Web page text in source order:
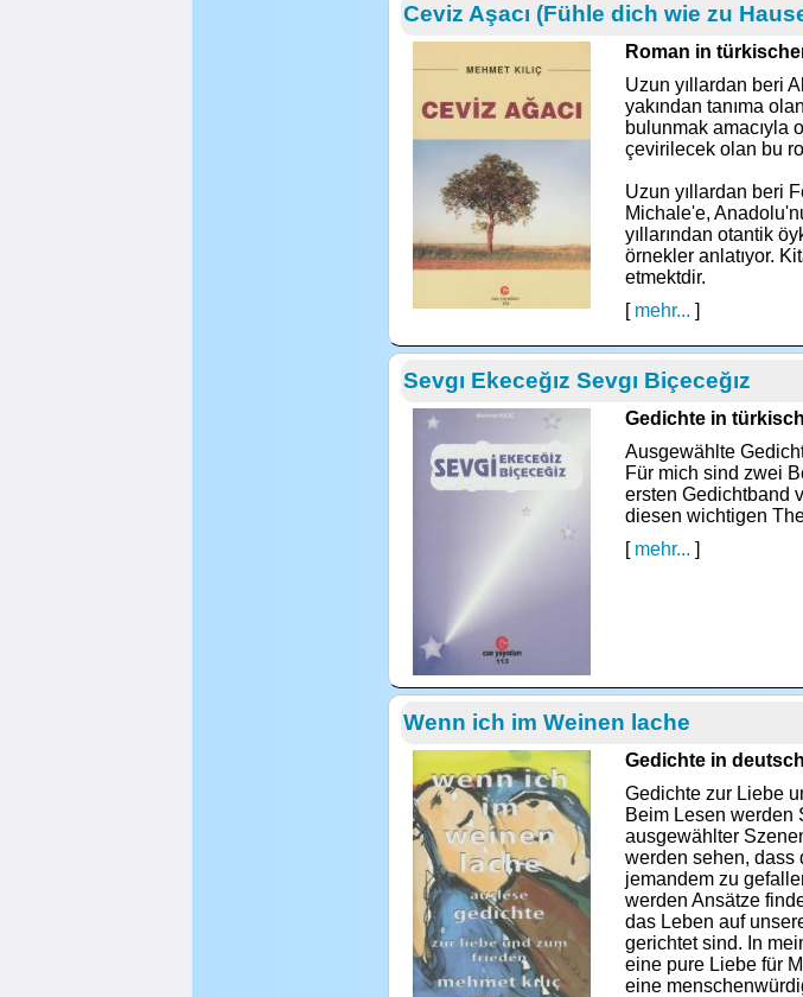
Ceviz Aşacı (Fühle dich wie zu
Roman in
Uzun yıllardan beri
yakından tanıma
bulunmak amacıyla
çevirilecek olan bu
Uzun yıllardan beri
Michale'e,
yıllarından otantik
örnekler anlatıyor.
etmektdir.
[ mehr... ]
Sevgı Ekeceğız Sevgı Biçeceğız
Gedichte in
Ausgewählte
Für mich sind zwei
ersten Gedichtband
diesen wichtigen
[ mehr... ]
Wenn ich im Weinen lache
Gedichte in
Gedichte zur Liebe
Beim Lesen werden
ausgewählter
werden sehen, dass
jemandem zu
werden Ansätze
das Leben auf
gerichtet sind. In
eine pure Liebe für
eine